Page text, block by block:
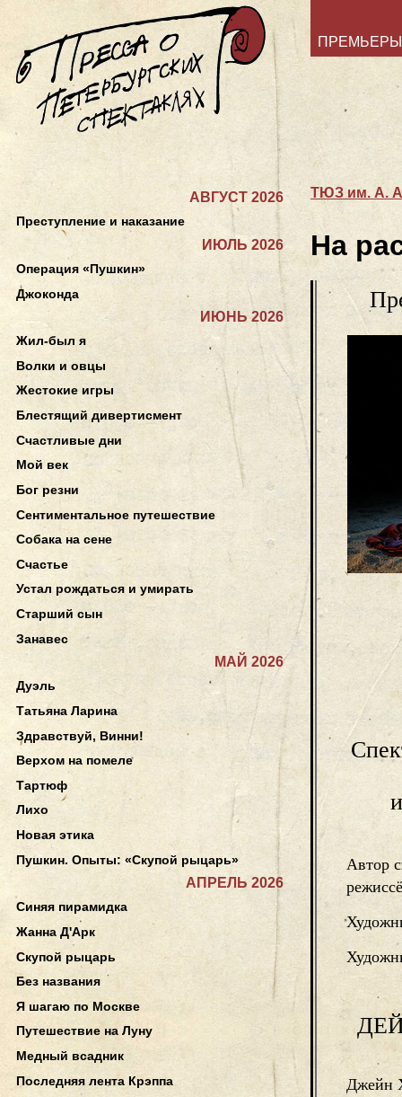
ПРЕМЬЕРЫ
ТЮЗ им. А.
На
Автор
Джейн
АВГУСТ 2026
Преступление и наказание
ИЮЛЬ 2026
Операция «Пушкин»
Джоконда
ИЮНЬ 2026
Жил-был я
Волки и овцы
Жестокие игры
Блестящий дивертисмент
Счастливые дни
Мой век
Бог резни
Сентиментальное путешествие
Собака на сене
Счастье
Устал рождаться и умирать
Старший сын
Занавес
МАЙ 2026
Дуэль
Татьяна Ларина
Здравствуй, Винни!
Верхом на помеле
Тартюф
Лихо
Новая этика
Пушкин. Опыты: «Скупой рыцарь»
АПРЕЛЬ 2026
Синяя пирамидка
Жанна Д'Арк
Скупой рыцарь
Без названия
Я шагаю по Москве
Путешествие на Луну
Медный всадник
Последняя лента Крэппа